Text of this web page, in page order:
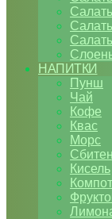
НАПИТКИ
Пунш
Чай
Кофе
Квас
Морс
Кисель